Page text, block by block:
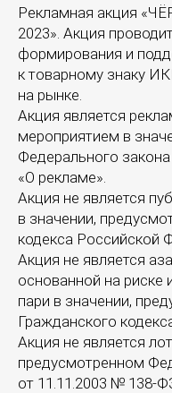
Рекламная акция
2023». Акция
формирования и
к товарному знаку
на рынке.
Акция является
мероприятием в
Федерального
«О рекламе».
Акция не является
в значении,
кодекса Российской
Акция не является
основанной на риске
пари в значении,
Гражданского
Акция не является
предусмотренном
от 11.11.2003 № 138-